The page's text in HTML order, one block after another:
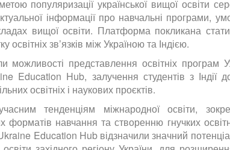
популяризації української вищої освіти
інформації про навчальні програми,
вищої освіти. Платформа покликана
зв’язків між Україною та Індією.
можливості представлення освітніх програм
Education Hub, залучення студентів з Індії
освітніх і наукових проєктів.
тенденціям міжнародної освіти,
форматів навчання та створенню гнучких
Education Hub відзначили значний